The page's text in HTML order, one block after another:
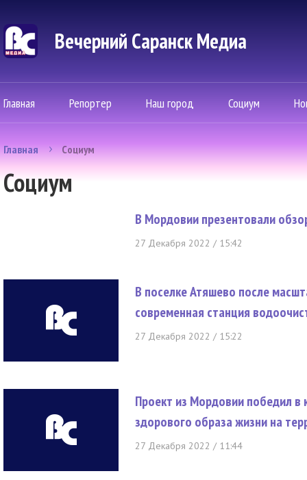
Вечерний Саранск Mедиа
Главная Репортер Наш город Социум
Главная Социум
Социум
В Мордовии презентовали
27 Декабря 2022 / 15:42
В поселке Атяшево после
современная станция
27 Декабря 2022 / 15:22
Проект из Мордовии победил в
здорового образа жизни на
27 Декабря 2022 / 11:44